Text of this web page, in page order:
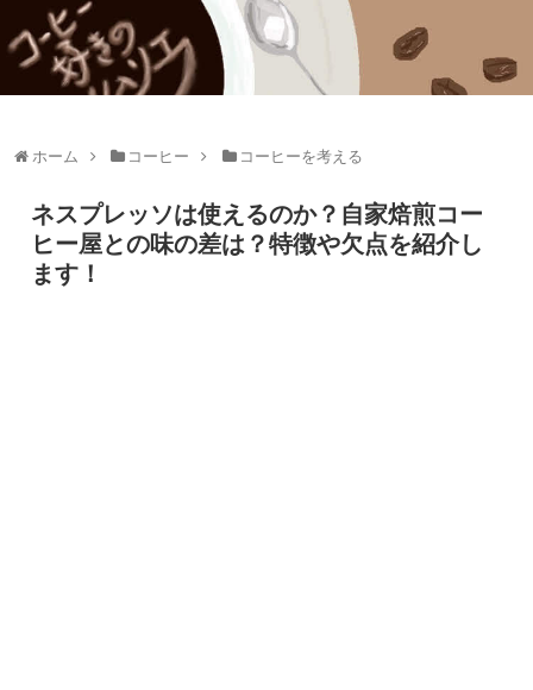
ホーム コーヒー コーヒーを考える
ネスプレッソは使えるのか？自家焙煎コー
ヒー屋との味の差は？特徴や欠点を紹介し
ます！